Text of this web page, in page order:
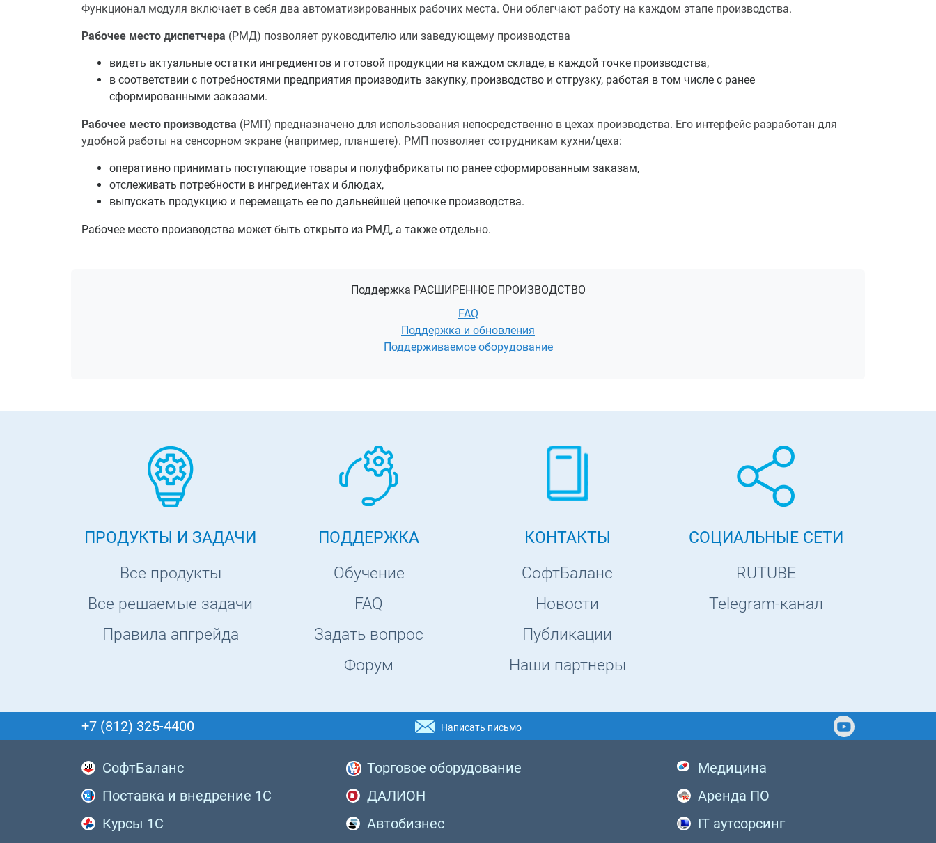
Функционал модуля включает в себя два автоматизированных рабочих места. Они облегчают работу на каждом этапе производства.
Рабочее место диспетчера (РМД) позволяет руководителю или заведующему производства
видеть актуальные остатки ингредиентов и готовой продукции на каждом складе, в каждой точке производства,
в соответствии с потребностями предприятия производить закупку, производство и отгрузку, работая в том числе с ранее
сформированными заказами.
Рабочее место производства (РМП) предназначено для использования непосредственно в цехах производства. Его интерфейс разработан для
удобной работы на сенсорном экране (например, планшете). РМП позволяет сотрудникам кухни/цеха:
оперативно принимать поступающие товары и полуфабрикаты по ранее сформированным заказам,
отслеживать потребности в ингредиентах и блюдах,
выпускать продукцию и перемещать ее по дальнейшей цепочке производства.
Рабочее место производства может быть открыто из РМД, а также отдельно.
Поддержка РАСШИРЕННОЕ ПРОИЗВОДСТВО
FAQ
Поддержка и обновления
Поддерживаемое оборудование
ПРОДУКТЫ И ЗАДАЧИ
Все продукты
Все решаемые задачи
Правила апгрейда
ПОДДЕРЖКА
Обучение
FAQ
Задать вопрос
Форум
КОНТАКТЫ
СофтБаланс
Новости
Публикации
Наши партнеры
СОЦИАЛЬНЫЕ СЕТИ
RUTUBE
Telegram-канал
+7 (812) 325-4400 Написать письмо
СофтБаланс
Поставка и внедрение 1С
Курсы 1С
Торговое оборудование
ДАЛИОН
Автобизнес
Медицина
Аренда ПО
IT аутсорсинг